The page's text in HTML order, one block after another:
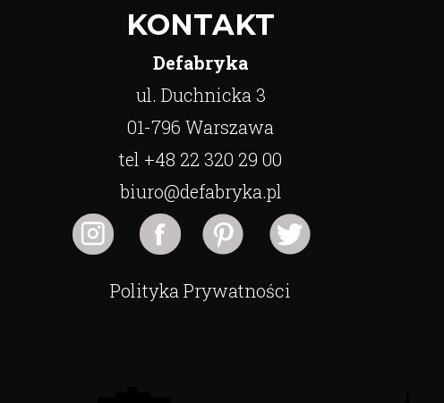
KONTAKT
Defabryka
ul. Duchnicka 3
01-796 Warszawa
tel +48 22 320 29 00
biuro@defabryka.pl
Polityka Prywatności